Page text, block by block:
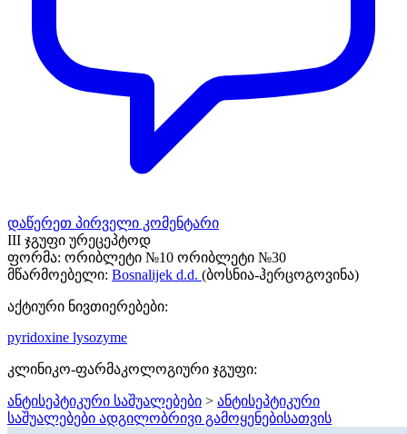
დაწერეთ პირველი კომენტარი
III ჯგუფი ურეცეპტოდ
ფორმა: ორიბლეტი №10 ორიბლეტი №30
მწარმოებელი: Bosnalijek d.d. (ბოსნია-ჰერცოგოვინა)
აქტიური ნივთიერებები:
pyridoxine lysozyme
კლინიკო-ფარმაკოლოგიური ჯგუფი:
ანტისეპტიკური საშუალებები > ანტისეპტიკური
საშუალებები ადგილობრივი გამოყენებისათვის